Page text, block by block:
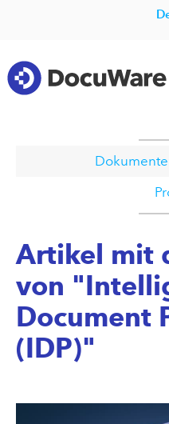
Artikel mit
von
Document
(IDP)"